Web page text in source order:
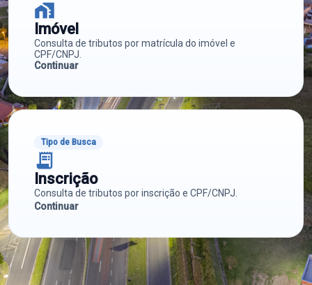
home_work
Imóvel
Consulta de tributos por matrícula do imóvel e
CPF/CNPJ.
Continuar
Tipo de Busca
receipt_long
Inscrição
Consulta de tributos por inscrição e CPF/CNPJ.
Continuar